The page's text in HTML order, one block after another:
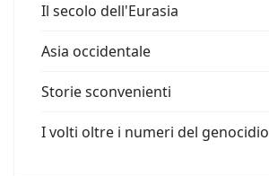
Il secolo dell'Eurasia
Asia occidentale
Storie sconvenienti
I volti oltre i numeri del genocidio